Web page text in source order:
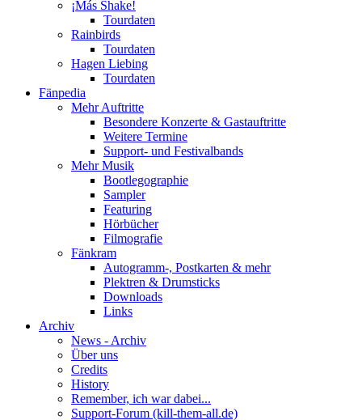
¡Más Shake!
Tourdaten
Rainbirds
Tourdaten
Hagen Liebing
Tourdaten
Fänpedia
Mehr Auftritte
Besondere Konzerte & Gastauftritte
Weitere Termine
Support- und Festivalbands
Mehr Musik
Bootlegographie
Sampler
Featuring
Hörbücher
Filmografie
Fänkram
Autogramm-, Postkarten & mehr
Plektren & Drumsticks
Downloads
Links
Archiv
News - Archiv
Über uns
Credits
History
Remember, ich war dabei...
Support-Forum (kill-them-all.de)